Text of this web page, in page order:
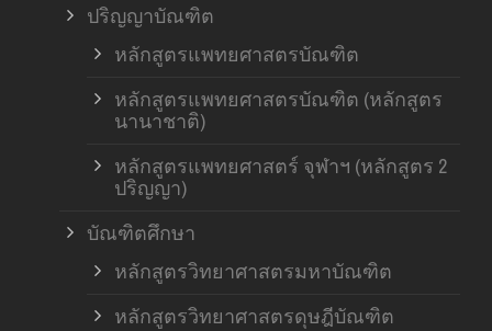
ปริญญาบัณฑิต
หลักสูตรแพทยศาสตรบัณฑิต
หลักสูตรแพทยศาสตรบัณฑิต (หลักสูตร
นานาชาติ)
หลักสูตรแพทยศาสตร์ จุฬาฯ (หลักสูตร 2
ปริญญา)
บัณฑิตศึกษา
หลักสูตรวิทยาศาสตรมหาบัณฑิต
หลักสูตรวิทยาศาสตรดุษฎีบัณฑิต